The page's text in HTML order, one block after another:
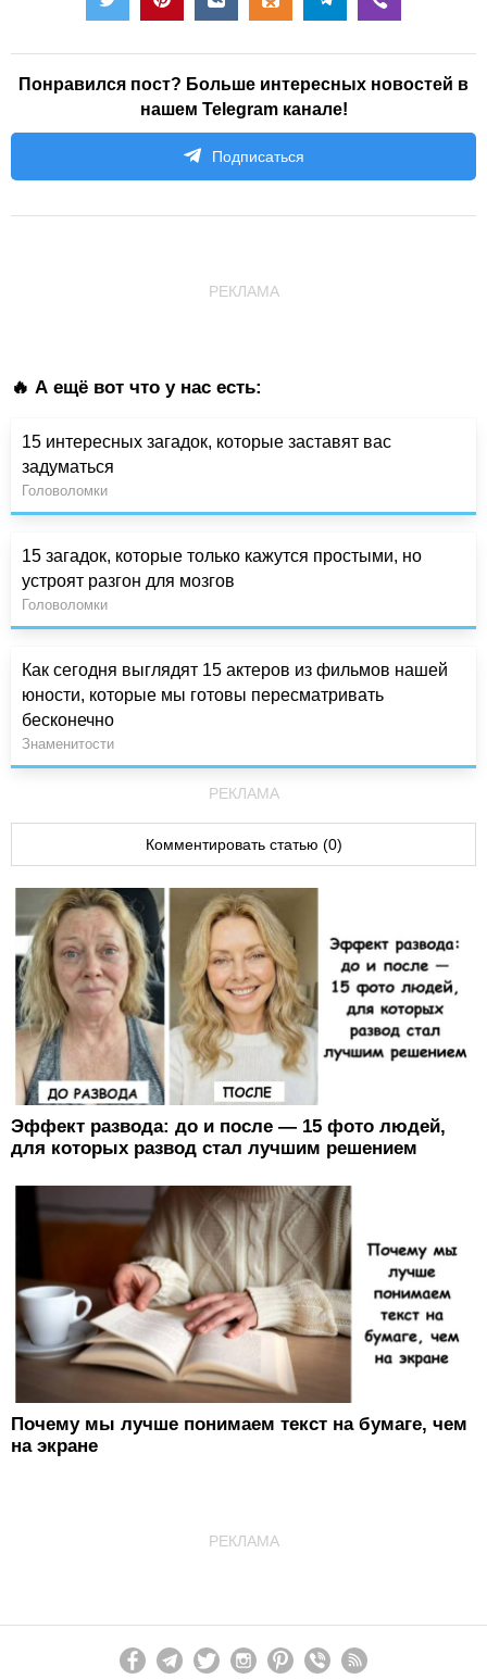
Понравился пост? Больше интересных новостей в
нашем Telegram канале!
Подписаться
РЕКЛАМА
🔥 А ещё вот что у нас есть:
15 интересных загадок, которые заставят вас
задуматься
Головоломки
15 загадок, которые только кажутся простыми, но
устроят разгон для мозгов
Головоломки
Как сегодня выглядят 15 актеров из фильмов нашей
юности, которые мы готовы пересматривать
бесконечно
Знаменитости
РЕКЛАМА
Комментировать статью (0)
Эффект развода: до и после — 15 фото людей,
для которых развод стал лучшим решением
Почему мы лучше понимаем текст на бумаге, чем
на экране
РЕКЛАМА